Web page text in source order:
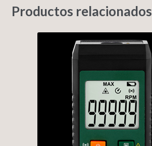
Productos relacionados